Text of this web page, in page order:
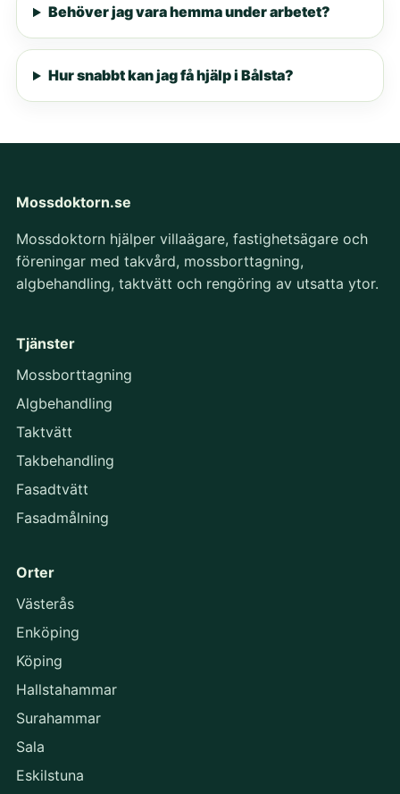
Behöver jag vara hemma under arbetet?
Hur snabbt kan jag få hjälp i Bålsta?
Mossdoktorn.se
Mossdoktorn hjälper villaägare, fastighetsägare och
föreningar med takvård, mossborttagning,
algbehandling, taktvätt och rengöring av utsatta ytor.
Tjänster
Mossborttagning
Algbehandling
Taktvätt
Takbehandling
Fasadtvätt
Fasadmålning
Orter
Västerås
Enköping
Köping
Hallstahammar
Surahammar
Sala
Eskilstuna